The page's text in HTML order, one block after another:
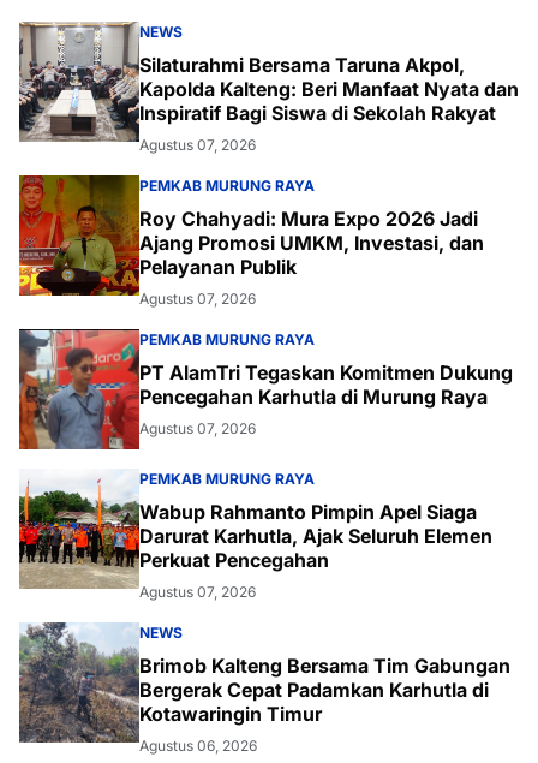
NEWS
Silaturahmi Bersama Taruna Akpol,
Kapolda Kalteng: Beri Manfaat Nyata dan
Inspiratif Bagi Siswa di Sekolah Rakyat
Agustus 07, 2026
PEMKAB MURUNG RAYA
Roy Chahyadi: Mura Expo 2026 Jadi
Ajang Promosi UMKM, Investasi, dan
Pelayanan Publik
Agustus 07, 2026
PEMKAB MURUNG RAYA
PT AlamTri Tegaskan Komitmen Dukung
Pencegahan Karhutla di Murung Raya
Agustus 07, 2026
PEMKAB MURUNG RAYA
Wabup Rahmanto Pimpin Apel Siaga
Darurat Karhutla, Ajak Seluruh Elemen
Perkuat Pencegahan
Agustus 07, 2026
NEWS
Brimob Kalteng Bersama Tim Gabungan
Bergerak Cepat Padamkan Karhutla di
Kotawaringin Timur
Agustus 06, 2026